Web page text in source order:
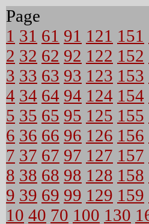
Page
1 31 61 91 121 151
2 32 62 92 122 152
3 33 63 93 123 153
4 34 64 94 124 154
5 35 65 95 125 155
6 36 66 96 126 156
7 37 67 97 127 157
8 38 68 98 128 158
9 39 69 99 129 159
10 40 70 100 130